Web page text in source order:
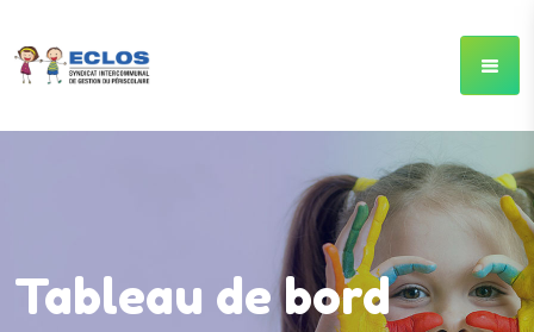
Tableau de bord